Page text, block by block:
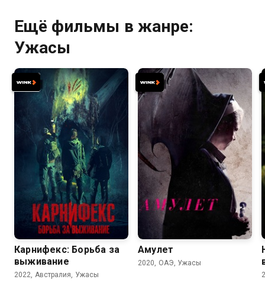
Ещё фильмы в жанре:
Ужасы
5.4 4.8
Карнифекс: Борьба за
выживание
2022, Австралия, Ужасы
5.0
Амулет
2020, ОАЭ, Ужасы